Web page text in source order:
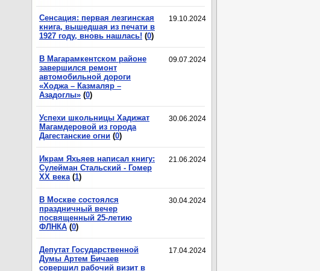
19.10.2024
Сенсация: первая лезгинская
книга, вышедшая из печати в
1927 году, вновь нашлась! (0)
09.07.2024
В Магарамкентском районе
завершился ремонт
автомобильной дороги
«Ходжа – Казмаляр –
Азадоглы» (0)
30.06.2024
Успехи школьницы Хадижат
Магамдеровой из города
Дагестанские огни (0)
21.06.2024
Икрам Яхьяев написал книгу:
Сулейман Стальский - Гомер
XX века (1)
30.04.2024
В Москве состоялся
праздничный вечер
посвященный 25-летию
ФЛНКА (0)
17.04.2024
Депутат Государственной
Думы Артем Бичаев
совершил рабочий визит в